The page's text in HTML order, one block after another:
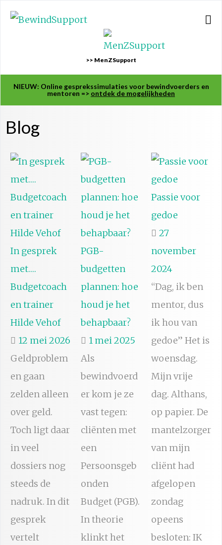
>> MenZSupport
NIEUW: Online gesprekssimulaties voor bewindvoerders en
mentoren => ontdek de mogelijkheden
Blog
In gesprek
met….
Budgetcoach
en trainer
Hilde Vehof
12 mei 2026
Geldproblem
en gaan
zelden alleen
over geld.
Toch ligt daar
in veel
dossiers nog
steeds de
nadruk. In dit
gesprek
vertelt
PGB-
budgetten
plannen: hoe
houd je het
behapbaar?
1 mei 2025
Als
bewindvoerd
er kom je ze
vast tegen:
cliënten met
een
Persoonsgeb
onden
Budget (PGB).
In theorie
klinkt het
Passie voor
gedoe
27
november
2024
“Dag, ik ben
mentor, dus
ik hou van
gedoe” Het is
woensdag.
Mijn vrije
dag. Althans,
op papier. De
mantelzorger
van mijn
cliënt had
afgelopen
zondag
opeens
besloten: IK